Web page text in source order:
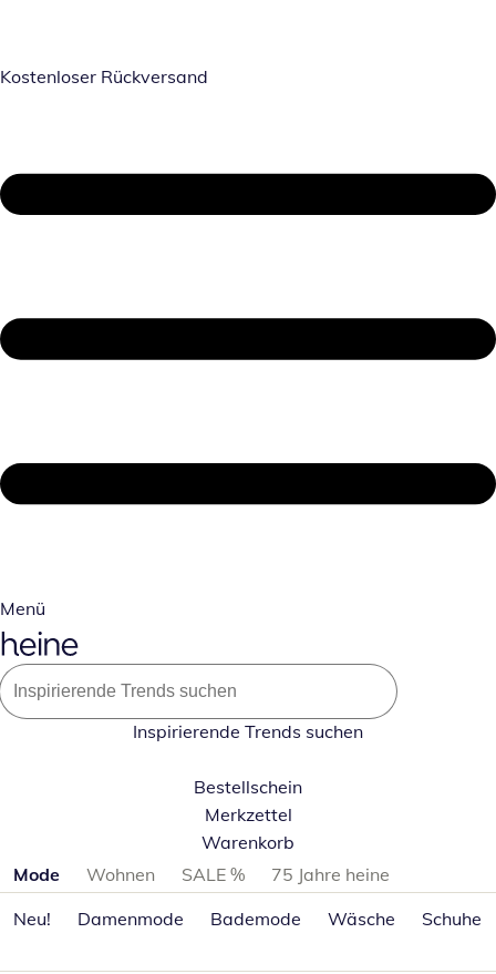
Kostenloser Rückversand
Menü
Inspirierende Trends suchen
Bestellschein
Merkzettel
Warenkorb
Produktkategorien überspringen
Mode Wohnen SALE %
75 Jahre heine
Neu!
Damenmode Bademode Wäsche Schuhe